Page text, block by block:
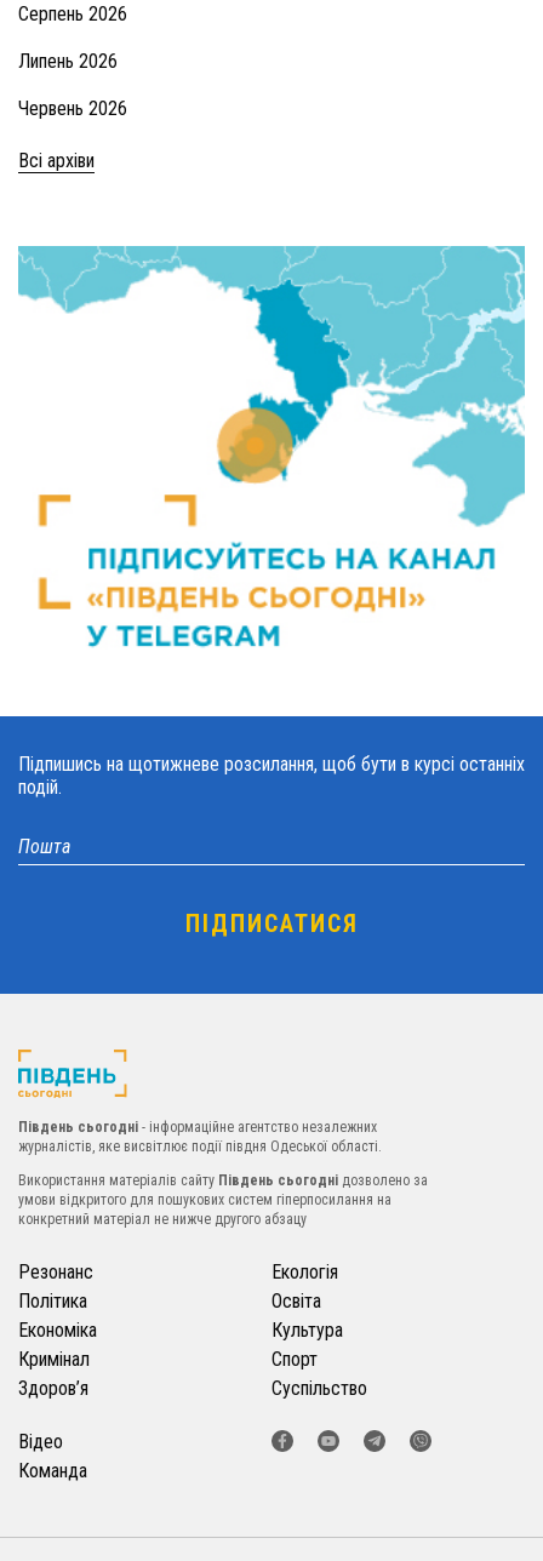
Серпень 2026
Липень 2026
Червень 2026
Всі архіви
Підпишись на щотижневе розсилання, щоб бути в курсі останніх
подій.
Південь сьогодні - інформаційне агентство незалежних
журналістів, яке висвітлює події півдня Одеської області.
Використання матеріалів сайту Південь сьогодні дозволено за
умови відкритого для пошукових систем гіперпосилання на
конкретний матеріал не нижче другого абзацу
Резонанс
Політика
Економіка
Кримінал
Здоров’я
Екологія
Освіта
Культура
Спорт
Суспільство
Відео
Команда